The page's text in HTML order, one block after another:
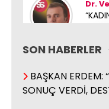
Dr.
Suay
SON HABERLER
BAŞKAN ERDEM:
SONUÇ VERDİ,